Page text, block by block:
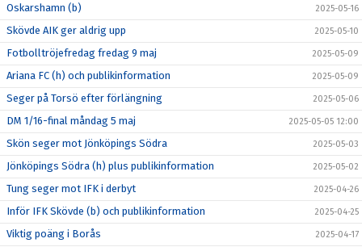
Oskarshamn (b) 2025-05-16
Skövde AIK ger aldrig upp 2025-05-10
Fotbolltröjefredag fredag 9 maj 2025-05-09
Ariana FC (h) och publikinformation 2025-05-09
Seger på Torsö efter förlängning 2025-05-06
DM 1/16-final måndag 5 maj 2025-05-05 12:00
Skön seger mot Jönköpings Södra 2025-05-03
Jönköpings Södra (h) plus publikinformation 2025-05-02
Tung seger mot IFK i derbyt 2025-04-26
Inför IFK Skövde (b) och publikinformation 2025-04-25
Viktig poäng i Borås 2025-04-17